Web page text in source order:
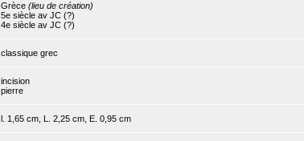
Grèce (lieu de création)
5e siècle av JC (?)
4e siècle av JC (?)
classique grec
incision
pierre
l. 1,65 cm, L. 2,25 cm, E. 0,95 cm